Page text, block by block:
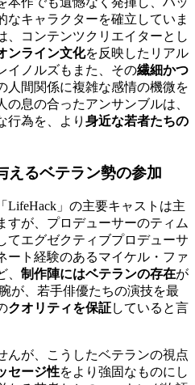
なキャラクターを確立していま
、コンテンツクリエイターとし
ンライン文化を反映したリアル
イノルズもまた、その繊細かつ
人間関係に複雑な感情の機微を
の息の合ったアンサンブルは、
行為を、より 身近な若者たちの
えるベテラン勢の参加
LifeHack」の主要キャストは主
すが、プロデューサーのティム
てエグゼクティブプロデューサ
ート経験のあるマイケル・ファ
制作陣にはベテランの存在が
が、若手俳優たちの演技を最
クオリティを保証していると言
んが、こうしたベテランの視点
セージ性をより強固なものにし